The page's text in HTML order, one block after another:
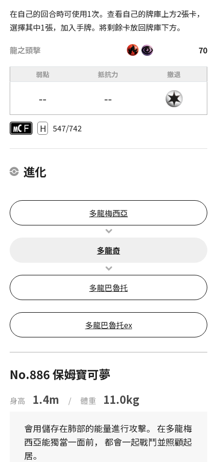
在自己的回合時可使用1次。查看自己的牌庫上方2張卡，
選擇其中1張，加入手牌。將剩餘卡放回牌庫下方。
龍之頭擊
70
弱點 抵抗力 撤退
-- --
H 547/742
進化
多龍梅西亞
多龍奇
多龍巴魯托
多龍巴魯托ex
No.886 保姆寶可夢
身高 1.4m / 體重 11.0kg
會用儲存在肺部的能量進行攻擊。 在多龍梅
西亞能獨當一面前， 都會一起戰鬥並照顧起
居。